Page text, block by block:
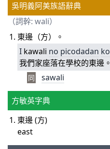
吳明義阿美族語辭典
（詞幹: wali）
東邊（方）。
I kawali no picodadan ko
我們家座落在學校的東邊。
同 sawali
方敏英字典
東邊 (方)
east